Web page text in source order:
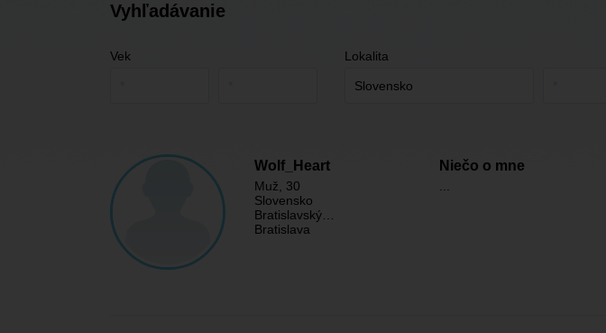
Vyhľadávanie
Vek Lokalita
Wolf_Heart
Muž , 30
Slovensko
Bratislavský…
Bratislava
Niečo o mne